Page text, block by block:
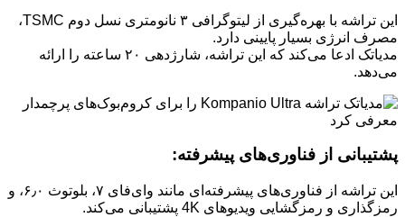
این تراشه با بهره‌گیری از لیتوگرافی ۳ نانومتری نسل دوم TSMC،
مصرف انرژی بسیار پایینی دارد.
مدیاتک ادعا می‌کند که این تراشه، شارژدهی ۲۰ ساعته را ارائه
می‌دهد.
پشتیبانی از فناوری‌های پیشرفته:
این تراشه از فناوری‌های پیشرفته‌ای مانند وای‌فای ۷، بلوتوث ۶٫۰، و
رمزگذاری و رمزگشایی ویدیوهای 4K پشتیبانی می‌کند.